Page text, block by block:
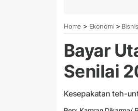
Home > Ekonomi > Bisnis
Bayar
Senilai
Kesepakatan teh-